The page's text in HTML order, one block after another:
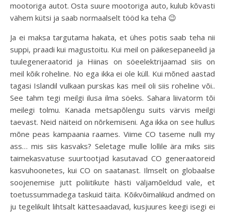
mootoriga autot. Osta suure mootoriga auto, kulub kõvasti
vähem kütsi ja saab normaalselt tööd ka teha 😉
Ja ei maksa targutama hakata, et ühes potis saab teha nii
suppi, praadi kui magustoitu. Kui meil on päikesepaneelid ja
tuulegeneraatorid ja Hiinas on söeelektrijaamad siis on
meil kõik roheline. No ega ikka ei ole küll. Kui mõned aastad
tagasi Islandil vulkaan purskas kas meil oli siis roheline või..
See tahm tegi meilgi ilusa ilma söeks. Sahara liivatorm tõi
meilegi tolmu. Kanada metsapõlengu suits värvis meilgi
taevast. Neid näiteid on nõrkemiseni. Aga ikka on see hullus
mõne peas kampaania raames. Viime CO taseme nulli my
ass… mis siis kasvaks? Seletage mulle lollile ära miks siis
taimekasvatuse suurtootjad kasutavad CO generaatoreid
kasvuhoonetes, kui CO on saatanast. Ilmselt on globaalse
soojenemise jutt poliitikute hästi väljamõeldud vale, et
toetussummadega taskuid täita. Kõikvõimalikud andmed on
ju tegelikult lihtsalt kättesaadavad, kusjuures keegi isegi ei